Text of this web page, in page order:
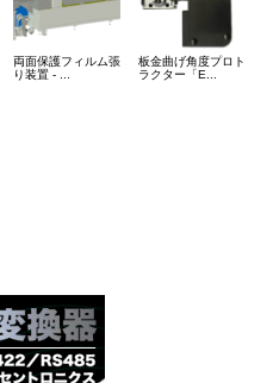
両面保護フィルム張
り装置 - ...
板金曲げ角度プロト
ラクター「E...